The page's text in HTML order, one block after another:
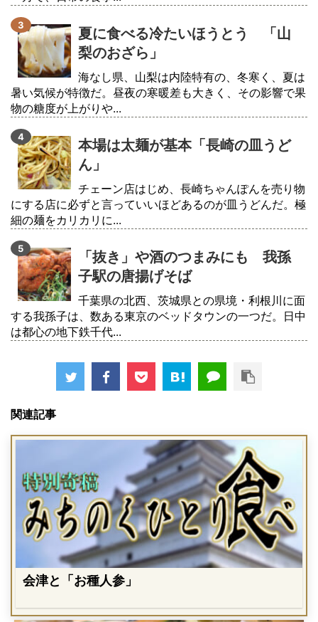
夏に食べる冷たいほうとう 「山
梨のおざら」
海なし県、山梨は内陸特有の、冬寒く、夏は
暑い気候が特徴だ。昼夜の寒暖差も大きく、その影響で果
物の糖度が上がりや...
本場は太麺が基本「長崎の皿うど
ん」
チェーン店はじめ、長崎ちゃんぽんを売り物
にする店に必ずと言っていいほどあるのが皿うどんだ。極
細の麺をカリカリに...
「抜き」や酒のつまみにも 我孫
子駅の唐揚げそば
千葉県の北西、茨城県との県境・利根川に面
する我孫子は、数ある東京のベッドタウンの一つだ。日中
は都心の地下鉄千代...
関連記事
会津と「お種人参」